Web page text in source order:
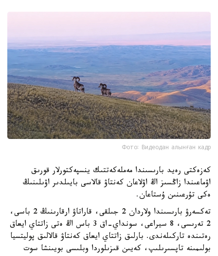
Фото: Видеодан алынған кадр
كەزەكتى رەيد بارىسىندا مەملەكەتتىك ينسپەكتورلار قورىق
اۋماعىندا زاڭسىز اڭ اۋلاعان كەنتاۋ قالاسى بايىلدىر اۋىلىنىڭ
ەكى تۇرعىنىن ۇستاعان.
تەكسەرۋ بارىسىندا ولاردان 2 جىلقى، قاراتاۋ ارقارىنىڭ 2 باسى،
2 تەرىسى، 8 سيراعى، سونداي-اق 3 باس اڭ ەتى زاتتاي ايعاق
رەتىندە تاركىلەندى. بارلىق زاتتاي ايعاق كەنتاۋ قالالىق پوليتسيا
بولىمىنە تاپسىرىلىپ، كەيىن قىزىلوردا وبلىسى بويىنشا سوت